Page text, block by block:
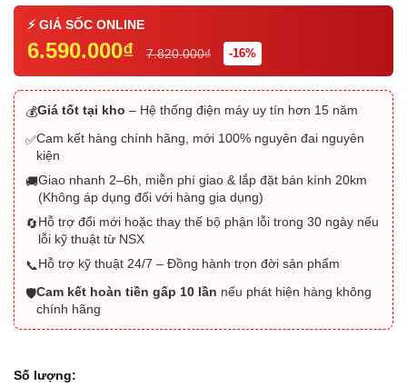
6.590.000₫ 7.820.000₫ -16%
💰Giá tốt tại kho – Hệ thống điện máy uy tín hơn 15 năm
✅Cam kết hàng chính hãng, mới 100% nguyên đai nguyên
kiện
🚚Giao nhanh 2–6h, miễn phí giao & lắp đặt bán kính 20km
(Không áp dụng đối với hàng gia dụng)
🔄Hỗ trợ đổi mới hoặc thay thế bộ phận lỗi trong 30 ngày nếu
lỗi kỹ thuật từ NSX
📞Hỗ trợ kỹ thuật 24/7 – Đồng hành trọn đời sản phẩm
🛡️Cam kết hoàn tiền gấp 10 lần nếu phát hiện hàng không
chính hãng
Số lượng: